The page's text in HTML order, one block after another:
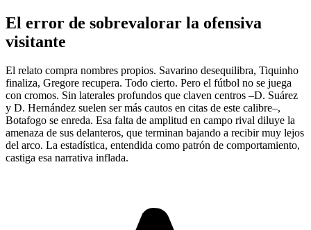
El error de sobrevalorar la ofensiva
visitante
El relato compra nombres propios. Savarino desequilibra, Tiquinho
finaliza, Gregore recupera. Todo cierto. Pero el fútbol no se juega
con cromos. Sin laterales profundos que claven centros –D. Suárez
y D. Hernández suelen ser más cautos en citas de este calibre–,
Botafogo se enreda. Esa falta de amplitud en campo rival diluye la
amenaza de sus delanteros, que terminan bajando a recibir muy lejos
del arco. La estadística, entendida como patrón de comportamiento,
castiga esa narrativa inflada.